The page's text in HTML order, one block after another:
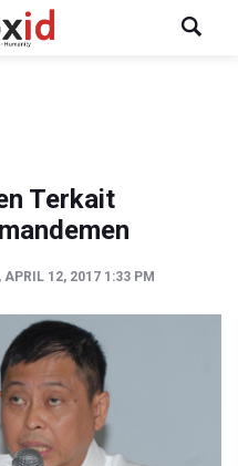
Terkait
APRIL 12, 2017 1:33 PM